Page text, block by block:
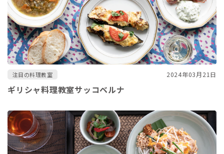
注目の料理教室 2024年03月21日
ギリシャ料理教室サッコベルナ